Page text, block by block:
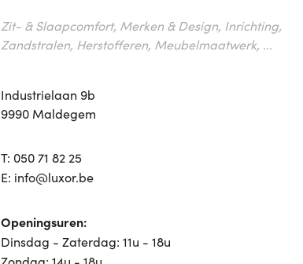
Zit- & Slaapcomfort, Merken & Design, Inrichting,
Zandstralen, Herstofferen, Meubelmaatwerk, ...
Industrielaan 9b
9990 Maldegem
T: 050 71 82 25
E: info@luxor.be
Openingsuren:
Dinsdag - Zaterdag: 11u - 18u